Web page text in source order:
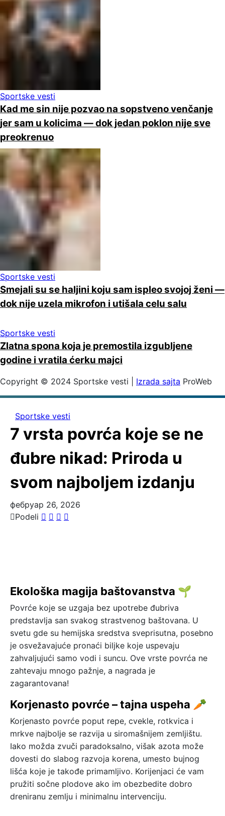
Sportske vesti
Kad me sin nije pozvao na sopstveno venčanje
jer sam u kolicima — dok jedan poklon nije sve
preokrenuo
Sportske vesti
Smejali su se haljini koju sam ispleo svojoj ženi —
dok nije uzela mikrofon i utišala celu salu
Sportske vesti
Zlatna spona koja je premostila izgubljene
godine i vratila ćerku majci
Copyright © 2024 Sportske vesti | Izrada sajta ProWeb
Sportske vesti
7 vrsta povrća koje se ne
đubre nikad: Priroda u
svom najboljem izdanju
фебруар 26, 2026
Podeli
Ekološka magija baštovanstva 🌱
Povrće koje se uzgaja bez upotrebe đubriva
predstavlja san svakog strastvenog baštovana. U
svetu gde su hemijska sredstva sveprisutna, posebno
je osvežavajuće pronaći biljke koje uspevaju
zahvaljujući samo vodi i suncu. Ove vrste povrća ne
zahtevaju mnogo pažnje, a nagrada je
zagarantovana!
Korjenasto povrće – tajna uspeha 🥕
Korjenasto povrće poput repe, cvekle, rotkvica i
mrkve najbolje se razvija u siromašnijem zemljištu.
Iako možda zvuči paradoksalno, višak azota može
dovesti do slabog razvoja korena, umesto bujnog
lišća koje je takođe primamljivo. Korijenjaci će vam
pružiti sočne plodove ako im obezbedite dobro
dreniranu zemlju i minimalnu intervenciju.